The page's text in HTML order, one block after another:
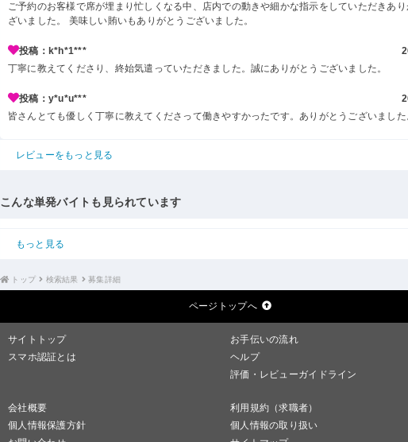
ご予約のお客様で席が埋まり忙しくなる中、店内での動きや細かな指示をしていただきあ
ざいました。 美味しい賄いもありがとうございました。
投稿：k*h*1***
丁寧に教えてくださり、終始気遣っていただきました。誠にありがとうございました。
投稿：y*u*u***
皆さんとても優しく丁寧に教えてくださって働きやすかったです。ありがとうございました
レビューをもっと見る
こんな単発バイトも見られています
もっと見る
トップ 検索結果 募集詳細
ページトップへ
サイトトップ
お手伝いの流れ
スマホ認証とは
ヘルプ
評価・レビューガイドライン
会社概要
利用規約（求職者）
個人情報保護方針
個人情報の取り扱い